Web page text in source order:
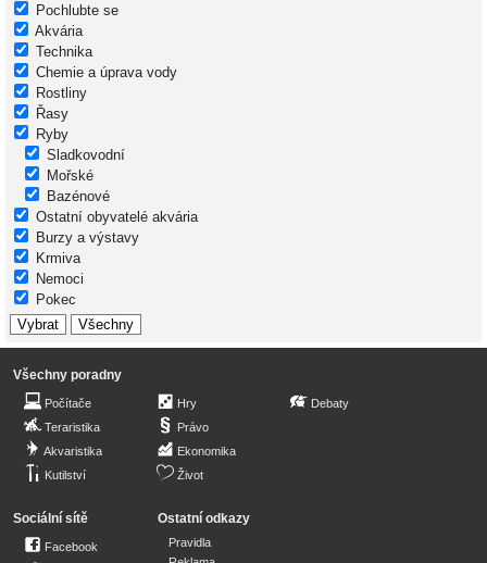
Pochlubte se
Akvária
Technika
Chemie a úprava vody
Rostliny
Řasy
Ryby
Sladkovodní
Mořské
Bazénové
Ostatní obyvatelé akvária
Burzy a výstavy
Krmiva
Nemoci
Pokec
Všechny poradny
Počítače
Teraristika
Akvaristika
Kutilství
Hry
Právo
Ekonomika
Život
Debaty
Sociální sítě
Facebook
Ostatní odkazy
Pravidla